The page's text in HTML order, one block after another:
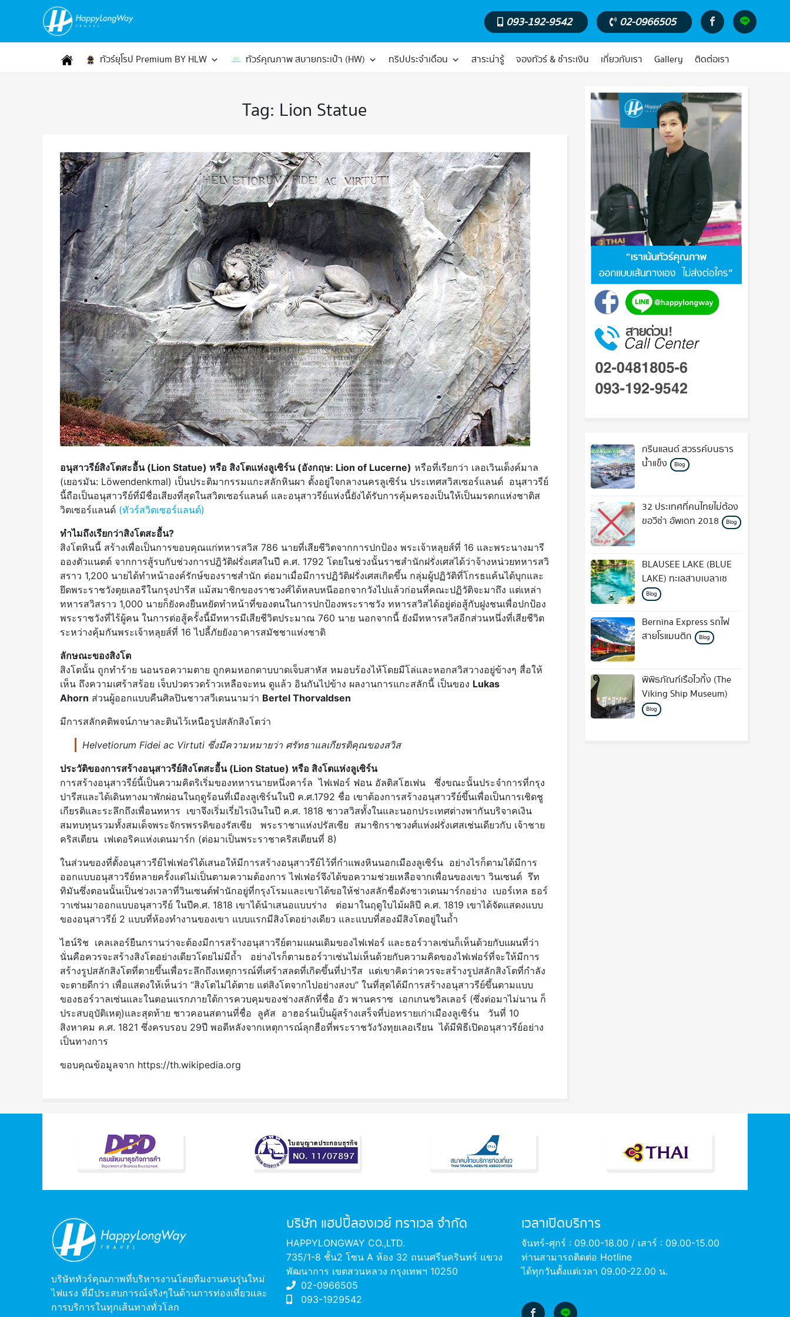
093-192-9542 02-0966505
ทัวร์ยุโรป Premium BY HLW ทัวร์คุณภาพ สบายกระเป๋า (HW) ทริปประจำเดือน สาระน่ารู้ จองทัวร์ & ชำระเงิน เกี่ยวกับเรา Gallery ติดต่อเรา
Tag: Lion Statue
อนุสาวรีย์สิงโตสะอื้น (Lion Statue) หรือ สิงโตแห่งลูเซิร์น (อังกฤษ: Lion of Lucerne) หรือที่เรียกว่า เลอเวินเด็งค์มาล
(เยอรมัน: Löwendenkmal) เป็นประติมากรรมแกะสลักหินผา ตั้งอยู่ใจกลางนครลูเซิร์น ประเทศสวิสเซอร์แลนด์ อนุสาวรีย์
นี้ถือเป็นอนุสาวรีย์ที่มีชื่อเสียงที่สุดในสวิตเซอร์แลนด์ และอนุสาวรีย์แห่งนี้ยังได้รับการคุ้มครองเป็นให้เป็นมรดกแห่งชาติส
วิตเซอร์แลนด์ (ทัวร์สวิตเซอร์แลนด์)
ทำไมถึงเรียกว่าสิงโตสะอื้น?
สิงโตหินนี้ สร้างเพื่อเป็นการขอบคุณแก่ทหารสวิส 786 นายที่เสียชีวิตจากการปกป้อง พระเจ้าหลุยส์ที่ 16 และพระนางมารี
อองตัวแนตต์ จากการสู้รบกับช่วงการปฎิวัติฝรั่งเศสในปี ค.ศ. 1792 โดยในช่วงนั้นราชสำนักฝรั่งเศสได้ว่าจ้างหน่วยทหารสวิ
สราว 1,200 นายได้ทำหน้าองค์รักษ์ของราชสำนัก ต่อมาเมื่อมีการปฏิวัติฝรั่งเศสเกิดขึ้น กลุ่มผู้ปฏิวัติที่โกรธแค้นได้บุกและ
ยึดพระราชวังตุยเลอรีในกรุงปารีส แม้สมาชิกของราชวงศ์ได้หลบหนีออกจากวังไปแล้วก่อนที่คณะปฏิวัติจะมาถึง แต่เหล่า
ทหารสวิสราว 1,000 นายก็ยังคงยืนหยัดทำหน้าที่ของตนในการปกป้องพระราชวัง ทหารสวิสได้อยู่ต่อสู้กับฝูงชนเพื่อปกป้อง
พระราชวังที่ไร้ผู้คน ในการต่อสู้ครั้งนี้มีทหารมีเสียชีวิตประมาณ 760 นาย นอกจากนี้ ยังมีทหารสวิสอีกส่วนหนึ่งที่เสียชีวิต
ระหว่างคุ้มกันพระเจ้าหลุยส์ที่ 16 ไปลี้ภัยยังอาคารสมัชชาแห่งชาติ
ลักษณะของสิงโต
สิงโตนั้น ถูกทำร้าย นอนรอความตาย ถูกคมหอกดาบบาดเจ็บสาหัส หมอบร้องไห้โดยมีโล่และหอกสวิสวางอยู่ข้างๆ สื่อให้
เห็น ถึงความเศร้าสร้อย เจ็บปวดรวดร้าวเหลือจะทน ดูแล้ว อินกันไปข้าง ผลงานการแกะสลักนี้ เป็นของ Lukas
Ahorn ส่วนผู้ออกแบบคืนศิลปินชาวสวีเดนนามว่า Bertel Thorvaldsen
มีการสลักคติพจน์ภาษาละตินไว้เหนือรูปสลักสิงโตว่า
Helvetiorum Fidei ac Virtuti ซึ่งมีความหมายว่า ศรัทธาแลเกียรติคุณของสวิส
ประวัติของการสร้างอนุสาวรีย์สิงโตสะอื้น (Lion Statue) หรือ สิงโตแห่งลูเซิร์น
การสร้างอนุสาวรีย์นี้เป็นความคิดริเริ่มของทหารนายหนึ่งคาร์ล ไฟเฟอร์ ฟอน อัลติสโฮเฟน ซึ่งขณะนั้นประจำการที่กรุง
ปารีสและได้เดินทางมาพักผ่อนในฤดูร้อนที่เมืองลูเซิร์นในปี ค.ศ.1792 ชื่อ เขาต้องการสร้างอนุสาวรีย์ขึ้นเพื่อเป็นการเชิดชู
เกียรติและระลึกถึงเพื่อนทหาร เขาจึงเริ่มเรี่ยไรเงินในปี ค.ศ. 1818 ชาวสวิสทั้งในและนอกประเทศต่างพากันบริจาคเงิน
สมทบทุนรวมทั้งสมเด็จพระจักรพรรดิของรัสเซีย พระราชาแห่งปรัสเซีย สมาชิกราชวงศ์แห่งฝรั่งเศสเช่นเดียวกับ เจ้าชาย
คริสเตียน เฟเดอริคแห่งเดนมาร์ก (ต่อมาเป็นพระราชาคริสเตียนที่ 8)
ในส่วนของที่ตั้งอนุสาวรีย์ไฟเฟอร์ได้เสนอให้มีการสร้างอนุสาวรีย์ไว้ที่กำแพงหินนอกเมืองลูเซิร์น อย่างไรก็ตามได้มีการ
ออกแบบอนุสาวรีย์หลายครั้งแต่ไม่เป็นตามความต้องการ ไฟเฟอร์จึงได้ขอความช่วยเหลือจากเพื่อนของเขา วินเซนต์ รึท
ทิมันซึ่งตอนนั้นเป็นช่วงเวลาที่วินเซนต์พำนักอยู่ที่กรุงโรมและเขาได้ขอให้ช่างสลักชื่อดังชาวเดนมาร์กอย่าง เบอร์เทล ธอร์
วาเซ่นมาออกแบบอนุสาวรีย์ ในปีค.ศ. 1818 เขาได้นำเสนอแบบร่าง ต่อมาในฤดูใบไม้ผลิปี ค.ศ. 1819 เขาได้จัดแสดงแบบ
ของอนุสาวรีย์ 2 แบบที่ห้องทำงานของเขา แบบแรกมีสิงโตอย่างเดียว และแบบที่สองมีสิงโตอยู่ในถ้ำ
ไฮน์ริช เคลเลอร์ยืนกรานว่าจะต้องมีการสร้างอนุสาวรีย์ตามแผนเดิมของไฟเฟอร์ และธอร์วาลเซ่นก็เห็นด้วยกับแผนที่ว่า
นั่นคือควรจะสร้างสิงโตอย่างเดียวโดยไม่มีถ้ำ อย่างไรก็ตามธอร์วาเซ่นไม่เห็นด้วยกับความคิดของไฟเฟอร์ที่จะให้มีการ
สร้างรูปสลักสิงโตที่ตายขึ้นเพื่อระลึกถึงเหตุการณ์ที่เศร้าสลดที่เกิดขึ้นที่ปารีส แต่เขาคิดว่าควรจะสร้างรูปสลักสิงโตที่กำลัง
จะตายดีกว่า เพื่อแสดงให้เห็นว่า “สิงโตไม่ได้ตาย แต่สิงโตจากไปอย่างสงบ” ในที่สุดได้มีการสร้างอนุสาวรีย์ขึ้นตามแบบ
ของธอร์วาลเซ่นและในตอนแรกภายใต้การควบคุมของช่างสลักที่ชื่อ อัว พานคราซ เอกเกนชวิลเลอร์ (ซึ่งต่อมาไม่นาน ก็
ประสบอุบัติเหตุ)และสุดท้าย ชาวคอนสตานที่ชื่อ ลูคัส อาฮอร์นเป็นผู้สร้างเสร็จที่บ่อทรายเก่าเมืองลูเซิร์น วันที่ 10
สิงหาคม ค.ศ. 1821 ซึ่งครบรอบ 29ปี พอดีหลังจากเหตุการณ์ลุกฮือที่พระราชวังวังทุยเลอเรียน ได้มีพิธีเปิดอนุสาวรีย์อย่าง
เป็นทางการ
ขอบคุณข้อมูลจาก https://th.wikipedia.org
กรีนแลนด์ สวรรค์บนธาร
น้ำแข็ง
Blog
32 ประเทศที่คนไทยไม่ต้อง
ขอวีซ่า อัพเดท 2018
Blog
BLAUSEE LAKE (BLUE
LAKE) ทะเลสาบเบลาเซ
Blog
Bernina Express รถไฟ
สายโรแมนติก
Blog
พิพิธภัณฑ์เรือไวกิ้ง (The
Viking Ship Museum)
Blog
บริษัททัวร์คุณภาพที่บริหารงานโดยทีมงานคนรุ่นใหม่
ไฟแรง ที่มีประสบการณ์จริงๆในด้านการท่องเที่ยวและ
การบริการในทุกเส้นทางทั่วโลก
บริษัท แฮปปี้ลองเวย์ ทราเวล จำกัด
HAPPYLONGWAY CO.,LTD.
735/1-8 ชั้น2 โซน A ห้อง 32 ถนนศรีนครินทร์ แขวง
พัฒนาการ เขตสวนหลวง กรุงเทพฯ 10250
02-0966505
093-1929542
เวลาเปิดบริการ
จันทร์-ศุกร์ : 09.00-18.00 / เสาร์ : 09.00-15.00
ท่านสามารถติดต่อ Hotline
ได้ทุกวันตั้งแต่เวลา 09.00-22.00 น.